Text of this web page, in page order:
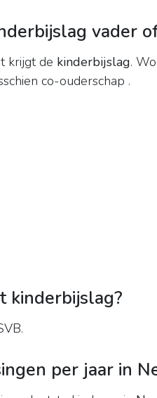
vader
krijgt de kinderbijslag.
co-ouderschap .
kinderbijslag?
per jaar in